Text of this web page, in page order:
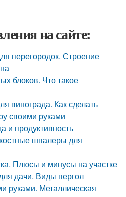
на сайте:
перегородок. Строение
блоков. Что такое
винограда. Как сделать
своими руками
и продуктивность
шпалеры для
Плюсы и минусы на участке
дачи. Виды пергол
руками. Металлическая